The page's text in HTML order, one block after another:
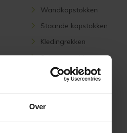
Over
Wandkapstokken
Staande kapstokken
Kledingrekken
Schoenenrekken